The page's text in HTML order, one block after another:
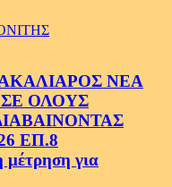
ΝΕΑ
ΟΛΟΥΣ
ΕΠ.8
για